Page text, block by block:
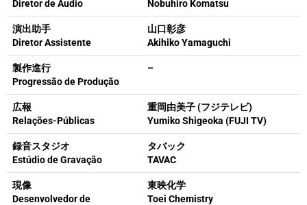
Diretor de Áudio Nobuhiro Komatsu
演出助手
Diretor Assistente
山口彰彦
Akihiko Yamaguchi
製作進行
Progressão de Produção
–
広報
Relações-Públicas
重岡由美子 (フジテレビ)
Yumiko Shigeoka (FUJI TV)
録音スタジオ
Estúdio de Gravação
タバック
TAVAC
現像
Desenvolvedor de
東映化学
Toei Chemistry